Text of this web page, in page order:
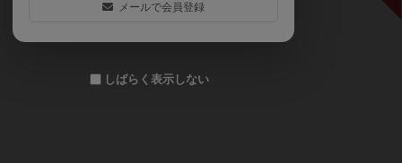
メールで会員登録
しばらく表示しない